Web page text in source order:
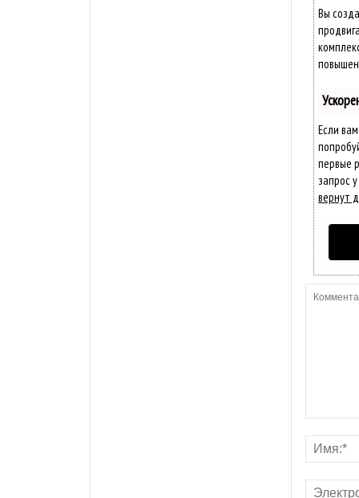
Вы
Если
первые
запрос
вернут